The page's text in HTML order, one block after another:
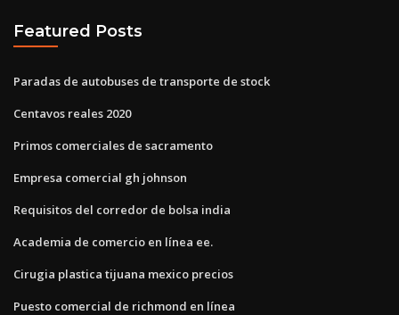
Featured Posts
Paradas de autobuses de transporte de stock
Centavos reales 2020
Primos comerciales de sacramento
Empresa comercial gh johnson
Requisitos del corredor de bolsa india
Academia de comercio en línea ee.
Cirugia plastica tijuana mexico precios
Puesto comercial de richmond en línea